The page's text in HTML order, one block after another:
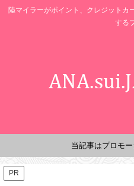
陸マイラーがポイント、クレジットカ
する
当記事はプロモ
PR